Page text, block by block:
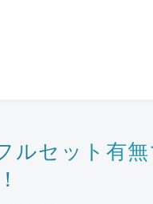
ルセット有